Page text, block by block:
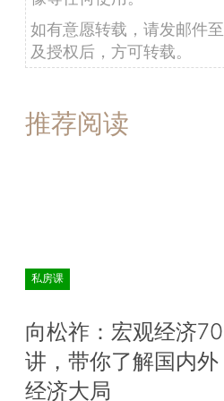
如有意愿转载，请发邮件至
及授权后，方可转载。
推荐阅读
私房课
向松祚：宏观经济70
讲，带你了解国内外
经济大局